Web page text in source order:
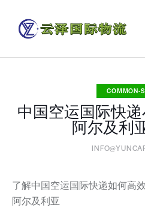
COMMON-
中国空运国际快
阿尔及利
了解中国空运国际快递如何高
阿尔及利亚